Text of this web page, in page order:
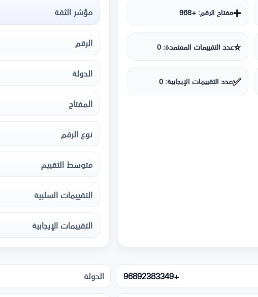
➕مفتاح الرقم: +968
⭐عدد التقييمات المعتمدة: 0
✅عدد التقييمات الإيجابية: 0
مؤشر الثقة
الرقم
الدولة
المفتاح
نوع الرقم
متوسط التقييم
التقييمات السلبية
التقييمات الإيجابية
+96892383349
الدولة